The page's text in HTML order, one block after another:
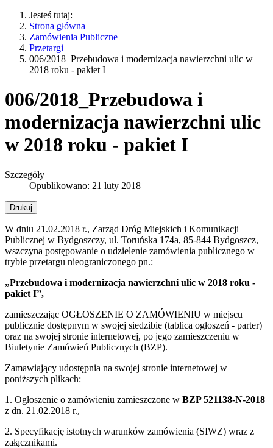
Jesteś tutaj:
Strona główna
Zamówienia Publiczne
Przetargi
006/2018_Przebudowa i modernizacja nawierzchni ulic w
2018 roku - pakiet I
006/2018_Przebudowa i
modernizacja nawierzchni ulic
w 2018 roku - pakiet I
Szczegóły
Opublikowano: 21 luty 2018
Drukuj
W dniu 21.02.2018 r., Zarząd Dróg Miejskich i Komunikacji
Publicznej w Bydgoszczy, ul. Toruńska 174a, 85-844 Bydgoszcz,
wszczyna postępowanie o udzielenie zamówienia publicznego w
trybie przetargu nieograniczonego pn.:
„Przebudowa i modernizacja nawierzchni ulic w 2018 roku -
pakiet I”,
zamieszczając OGŁOSZENIE O ZAMÓWIENIU w miejscu
publicznie dostępnym w swojej siedzibie (tablica ogłoszeń - parter)
oraz na swojej stronie internetowej, po jego zamieszczeniu w
Biuletynie Zamówień Publicznych (BZP).
Zamawiający udostępnia na swojej stronie internetowej w
poniższych plikach:
1. Ogłoszenie o zamówieniu zamieszczone w BZP 521138-N-2018
z dn. 21.02.2018 r.,
2. Specyfikację istotnych warunków zamówienia (SIWZ) wraz z
załącznikami.